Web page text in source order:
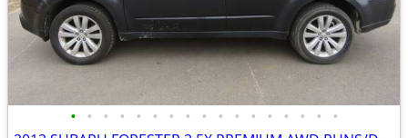
• • • • • • • • • • • • • • • • •